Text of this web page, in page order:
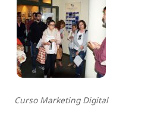
Curso Marketing Digital